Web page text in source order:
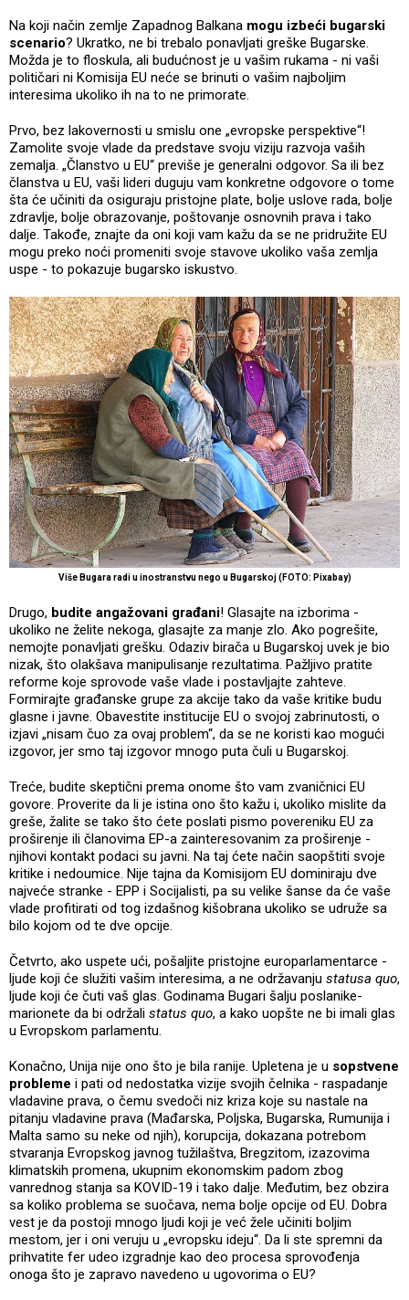
Na koji način zemlje Zapadnog Balkana mogu izbeći bugarski
scenario? Ukratko, ne bi trebalo ponavljati greške Bugarske.
Možda je to floskula, ali budućnost je u vašim rukama - ni vaši
političari ni Komisija EU neće se brinuti o vašim najboljim
interesima ukoliko ih na to ne primorate.
Prvo, bez lakovernosti u smislu one „evropske perspektive“!
Zamolite svoje vlade da predstave svoju viziju razvoja vaših
zemalja. „Članstvo u EU“ previše je generalni odgovor. Sa ili bez
članstva u EU, vaši lideri duguju vam konkretne odgovore o tome
šta će učiniti da osiguraju pristojne plate, bolje uslove rada, bolje
zdravlje, bolje obrazovanje, poštovanje osnovnih prava i tako
dalje. Takođe, znajte da oni koji vam kažu da se ne pridružite EU
mogu preko noći promeniti svoje stavove ukoliko vaša zemlja
uspe - to pokazuje bugarsko iskustvo.
Više Bugara radi u inostranstvu nego u Bugarskoj (FOTO: Pixabay)
Drugo, budite angažovani građani! Glasajte na izborima -
ukoliko ne želite nekoga, glasajte za manje zlo. Ako pogrešite,
nemojte ponavljati grešku. Odaziv birača u Bugarskoj uvek je bio
nizak, što olakšava manipulisanje rezultatima. Pažljivo pratite
reforme koje sprovode vaše vlade i postavljajte zahteve.
Formirajte građanske grupe za akcije tako da vaše kritike budu
glasne i javne. Obavestite institucije EU o svojoj zabrinutosti, o
izjavi „nisam čuo za ovaj problem“, da se ne koristi kao mogući
izgovor, jer smo taj izgovor mnogo puta čuli u Bugarskoj.
Treće, budite skeptični prema onome što vam zvaničnici EU
govore. Proverite da li je istina ono što kažu i, ukoliko mislite da
greše, žalite se tako što ćete poslati pismo povereniku EU za
proširenje ili članovima EP-a zainteresovanim za proširenje -
njihovi kontakt podaci su javni. Na taj ćete način saopštiti svoje
kritike i nedoumice. Nije tajna da Komisijom EU dominiraju dve
najveće stranke - EPP i Socijalisti, pa su velike šanse da će vaše
vlade profitirati od tog izdašnog kišobrana ukoliko se udruže sa
bilo kojom od te dve opcije.
Četvrto, ako uspete ući, pošaljite pristojne europarlamentarce -
ljude koji će služiti vašim interesima, a ne održavanju statusa quo,
ljude koji će čuti vaš glas. Godinama Bugari šalju poslanike-
marionete da bi održali status quo, a kako uopšte ne bi imali glas
u Evropskom parlamentu.
Konačno, Unija nije ono što je bila ranije. Upletena je u sopstvene
probleme i pati od nedostatka vizije svojih čelnika - raspadanje
vladavine prava, o čemu svedoči niz kriza koje su nastale na
pitanju vladavine prava (Mađarska, Poljska, Bugarska, Rumunija i
Malta samo su neke od njih), korupcija, dokazana potrebom
stvaranja Evropskog javnog tužilaštva, Bregzitom, izazovima
klimatskih promena, ukupnim ekonomskim padom zbog
vanrednog stanja sa KOVID-19 i tako dalje. Međutim, bez obzira
sa koliko problema se suočava, nema bolje opcije od EU. Dobra
vest je da postoji mnogo ljudi koji je već žele učiniti boljim
mestom, jer i oni veruju u „evropsku ideju“. Da li ste spremni da
prihvatite fer udeo izgradnje kao deo procesa sprovođenja
onoga što je zapravo navedeno u ugovorima o EU?